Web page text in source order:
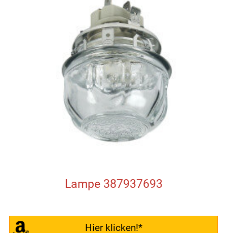
Lampe 387937693
Hier klicken!*